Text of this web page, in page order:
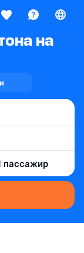
на
пассажир